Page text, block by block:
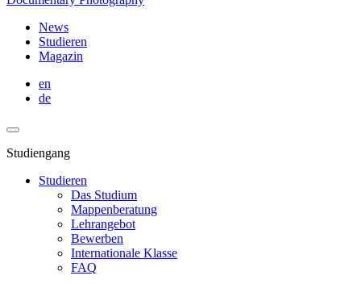
News
Studieren
Magazin
en
de
Studiengang
Studieren
Das Studium
Mappenberatung
Lehrangebot
Bewerben
Internationale Klasse
FAQ